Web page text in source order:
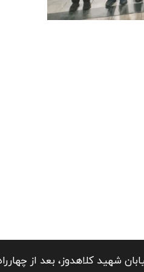
شهید کلاهدوز، بعد از چهارراه